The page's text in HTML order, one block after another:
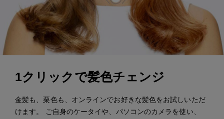
1クリックで髪色チェンジ
金髪も、栗色も、オンラインでお好きな髪色をお試しいただ
けます。 ご自身のケータイや、パソコンのカメラを使い、